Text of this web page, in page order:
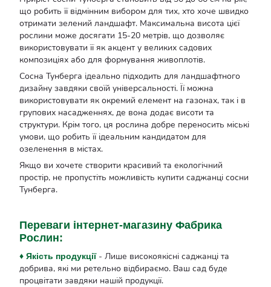
що робить її відмінним вибором для тих, хто хоче швидко
отримати зелений ландшафт. Максимальна висота цієї
рослини може досягати 15-20 метрів, що дозволяє
використовувати її як акцент у великих садових
композиціях або для формування живоплотів.
Сосна Тунберга ідеально підходить для ландшафтного
дизайну завдяки своїй універсальності. Її можна
використовувати як окремий елемент на газонах, так і в
групових насадженнях, де вона додає висоти та
структури. Крім того, ця рослина добре переносить міські
умови, що робить її ідеальним кандидатом для
озеленення в містах.
Якщо ви хочете створити красивий та екологічний
простір, не пропустіть можливість купити саджанці сосни
Тунберга.
Переваги інтернет-магазину Фабрика
Рослин:
♦ Якість продукції - Лише високоякісні саджанці та
добрива, які ми ретельно відбираємо. Ваш сад буде
процвітати завдяки нашій продукції.